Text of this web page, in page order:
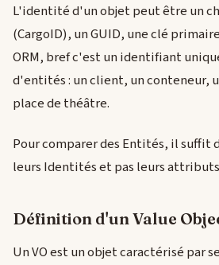
L'identité d'un objet peut être un
(CargoID), un GUID, une clé
ORM, bref c'est un identifiant
d'entités : un client, un conteneur,
place de théâtre.
Pour comparer des Entités, il suffit
leurs Identités et pas leurs
Définition d'un Value
Un VO est un objet caractérisé par